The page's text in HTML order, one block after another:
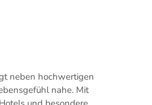
neben hochwertigen
nahe. Mit